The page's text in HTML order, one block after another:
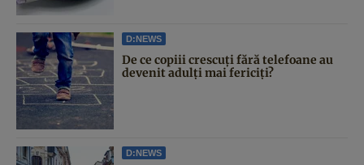
D:NEWS
De ce copiii crescuți fără telefoane au
devenit adulți mai fericiți?
D:NEWS